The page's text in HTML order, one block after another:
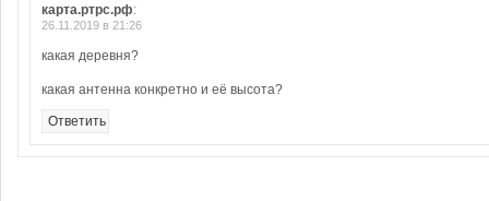
карта.ртрс.рф:
26.11.2019 в 21:26
какая деревня?
какая антенна конкретно и её высота?
Ответить